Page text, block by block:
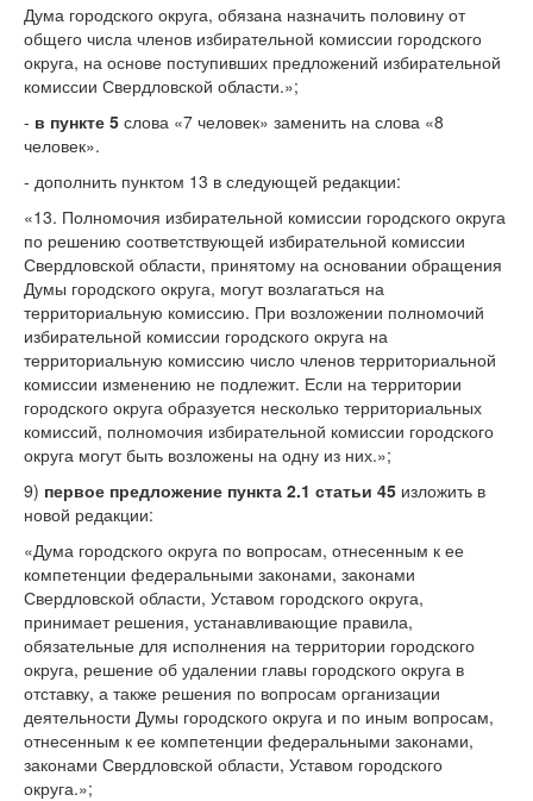
Дума городского округа, обязана назначить половину от
общего числа членов избирательной комиссии городского
округа, на основе поступивших предложений избирательной
комиссии Свердловской области.»;
- в пункте 5 слова «7 человек» заменить на слова «8
человек».
- дополнить пунктом 13 в следующей редакции:
«13. Полномочия избирательной комиссии городского округа
по решению соответствующей избирательной комиссии
Свердловской области, принятому на основании обращения
Думы городского округа, могут возлагаться на
территориальную комиссию. При возложении полномочий
избирательной комиссии городского округа на
территориальную комиссию число членов территориальной
комиссии изменению не подлежит. Если на территории
городского округа образуется несколько территориальных
комиссий, полномочия избирательной комиссии городского
округа могут быть возложены на одну из них.»;
9) первое предложение пункта 2.1 статьи 45 изложить в
новой редакции:
«Дума городского округа по вопросам, отнесенным к ее
компетенции федеральными законами, законами
Свердловской области, Уставом городского округа,
принимает решения, устанавливающие правила,
обязательные для исполнения на территории городского
округа, решение об удалении главы городского округа в
отставку, а также решения по вопросам организации
деятельности Думы городского округа и по иным вопросам,
отнесенным к ее компетенции федеральными законами,
законами Свердловской области, Уставом городского
округа.»;